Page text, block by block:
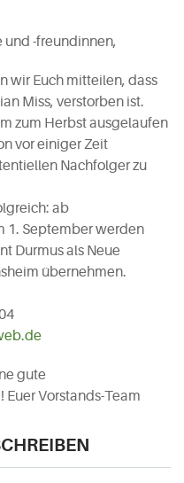
und -freundinnen,
wir Euch mitteilen, dass
Miss, verstorben ist.
zum Herbst ausgelaufen
vor einiger Zeit
Nachfolger zu
ab
1. September werden
Durmus als Neue
übernehmen.
gute
Vorstands-Team